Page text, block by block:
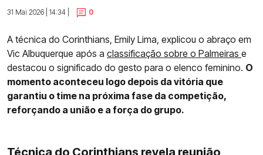
31 Mai 2026 | 14:34 |
0
A técnica do Corinthians, Emily Lima, explicou o abraço em
Vic Albuquerque após a classificação sobre o Palmeiras e
destacou o significado do gesto para o elenco feminino. O
momento aconteceu logo depois da vitória que
garantiu o time na próxima fase da competição,
reforçando a união e a força do grupo.
Técnica do Corinthians revela reunião